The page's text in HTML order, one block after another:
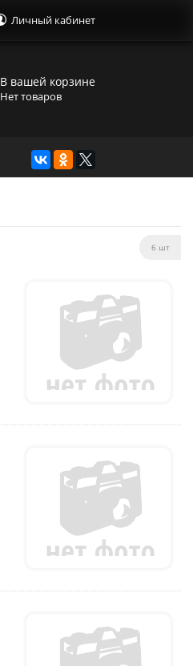
Личный кабинет
В вашей корзине
Нет товаров
6 шт